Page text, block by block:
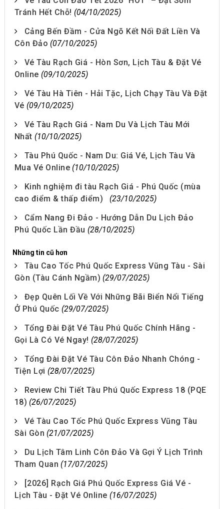
Tránh Hết Chỗ! (04/10/2025)
Cảng Bến Đầm - Cửa Ngõ Kết Nối Đất Liền Và
Côn Đảo (07/10/2025)
Vé Tàu Rạch Giá - Hòn Sơn, Lịch Tàu & Đặt Vé
Online (09/10/2025)
Vé Tàu Hà Tiên - Hải Tặc, Lịch Chạy Tàu Và Đặt
Vé (09/10/2025)
Vé Tàu Rạch Giá - Nam Du Và Lịch Tàu Mới
Nhất (10/10/2025)
Tàu Phú Quốc - Nam Du: Giá Vé, Lịch Tàu Và
Mua Vé Online (10/10/2025)
Kinh nghiệm đi tàu Rạch Giá - Phú Quốc (mùa
cao điểm & thấp điểm)
(23/10/2025)
Cẩm Nang Đi Đảo - Hướng Dẫn Du Lịch Đảo
Phú Quốc Lần Đầu (28/10/2025)
Những tin cũ hơn
Tàu Cao Tốc Phú Quốc Express Vũng Tàu - Sài
Gòn (Tàu Cánh Ngầm) (29/07/2025)
Đẹp Quên Lối Về Với Những Bãi Biển Nổi Tiếng
Ở Phú Quốc (29/07/2025)
Tổng Đài Đặt Vé Tàu Phú Quốc Chính Hãng -
Gọi Là Có Vé Ngay! (28/07/2025)
Tổng Đài Đặt Vé Tàu Côn Đảo Nhanh Chóng -
Tiện Lợi (28/07/2025)
Review Chi Tiết Tàu Phú Quốc Express 18 (PQE
18) (26/07/2025)
Vé Tàu Cao Tốc Phú Quốc Express Vũng Tàu
Sài Gòn (21/07/2025)
Du Lịch Tâm Linh Côn Đảo Và Gợi Ý Lịch Trình
Tham Quan (17/07/2025)
[2026] Rạch Giá Phú Quốc Express Giá Vé -
Lịch Tàu - Đặt Vé Online (16/07/2025)